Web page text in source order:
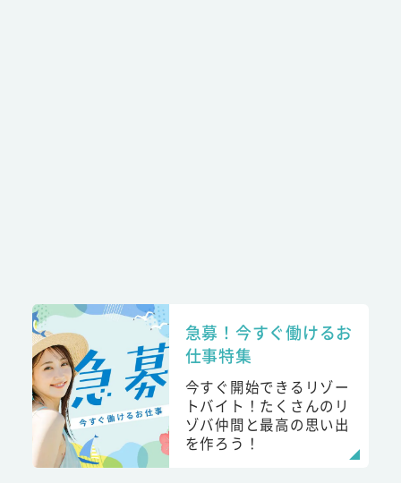
急募！今すぐ働けるお
仕事特集
今すぐ開始できるリゾー
トバイト！たくさんのリ
ゾバ仲間と最高の思い出
を作ろう！